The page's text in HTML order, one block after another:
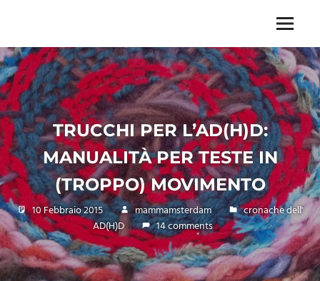
content
imprescindibile,
imponderabile,
inevitabile
Mammamsterdam
da
oggi
anche
in
formato
monodose
e
nuova
confezione
migliorata
Menu
TRUCCHI PER L’AD(H)D:
MANUALITÀ PER TESTE IN
(TROPPO) MOVIMENTO
10 Febbraio 2015 mammamsterdam
cronache dell'
AD(H)D
14 comments